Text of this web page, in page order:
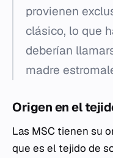
provienen
clásico, lo que
deberían
madre
Origen en el
Las MSC tienen su
que es el tejido de